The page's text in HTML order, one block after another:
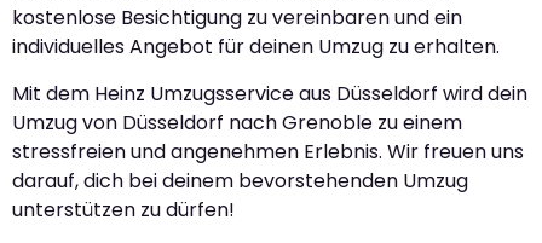
kostenlose Besichtigung zu vereinbaren und ein
individuelles Angebot für deinen Umzug zu erhalten.
Mit dem Heinz Umzugsservice aus Düsseldorf wird dein
Umzug von Düsseldorf nach Grenoble zu einem
stressfreien und angenehmen Erlebnis. Wir freuen uns
darauf, dich bei deinem bevorstehenden Umzug
unterstützen zu dürfen!